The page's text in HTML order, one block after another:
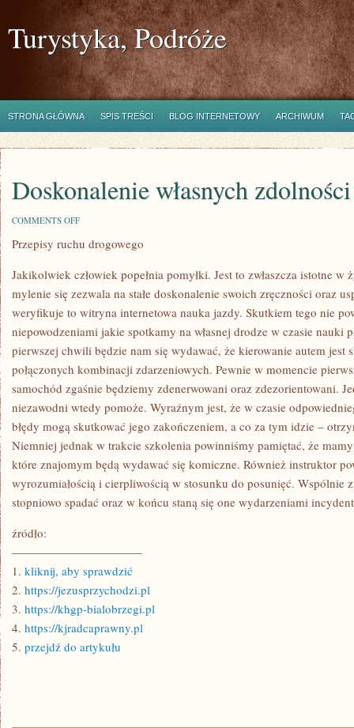
Turystyka, Podróże
STRONA GŁÓWNA SPIS TREŚCI BLOG INTERNETOWY ARCHIWUM
Doskonalenie własnych zdolności
COMMENTS OFFON
WŁASNYCH
Przepisy ruchu drogowego
Jakikolwiek człowiek popełnia pomyłki. Jest to zwłaszcza istotne w
mylenie się zezwala na stałe doskonalenie swoich zręczności oraz
weryfikuje to witryna internetowa nauka jazdy. Skutkiem tego nie
niepowodzeniami jakie spotkamy na własnej drodze w czasie nauki
pierwszej chwili będzie nam się wydawać, że kierowanie autem jest
połączonych kombinacji zdarzeniowych. Pewnie w momencie
samochód zgaśnie będziemy zdenerwowani oraz zdezorientowani.
niezawodni wtedy pomoże. Wyraźnym jest, że w czasie
błędy mogą skutkować jego zakończeniem, a co za tym idzie –
Niemniej jednak w trakcie szkolenia powinniśmy pamiętać, że
które znajomym będą wydawać się komiczne. Również instruktor
wyrozumiałością i cierpliwością w stosunku do posunięć. Wspólnie
stopniowo spadać oraz w końcu staną się one wydarzeniami
źródło:
———————————
1. kliknij, aby sprawdzić
2. https://jezusprzychodzi.pl
3. https://khgp-bialobrzegi.pl
4. https://kjradcaprawny.pl
5. przejdź do artykułu